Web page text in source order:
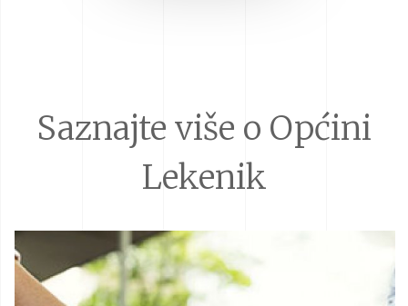
Saznajte više o Općini
Lekenik